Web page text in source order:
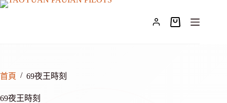
跳
購
首頁 / 69夜王時刻
69夜王時刻